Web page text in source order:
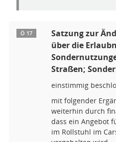
Ö 17
Satzung zur
über die
Straßen;
einstimmig
mit folgender
weiterhin durch
dass ein Angebot
im Rollstuhl im